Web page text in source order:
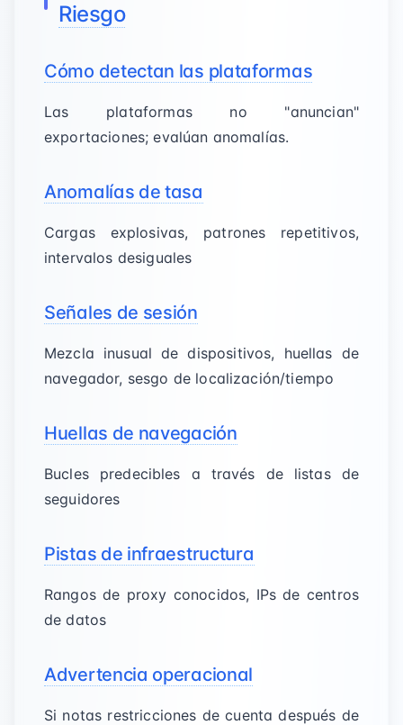
Riesgo
Cómo detectan las plataformas
Las plataformas no "anuncian"
exportaciones; evalúan anomalías.
Anomalías de tasa
Cargas explosivas, patrones repetitivos,
intervalos desiguales
Señales de sesión
Mezcla inusual de dispositivos, huellas de
navegador, sesgo de localización/tiempo
Huellas de navegación
Bucles predecibles a través de listas de
seguidores
Pistas de infraestructura
Rangos de proxy conocidos, IPs de centros
de datos
Advertencia operacional
Si notas restricciones de cuenta después de